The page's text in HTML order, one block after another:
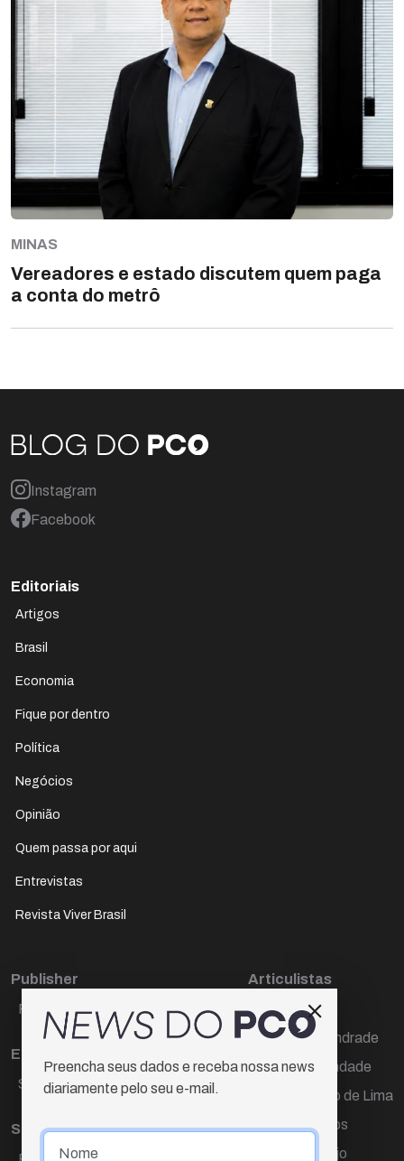
MINAS
Vereadores e estado discutem quem paga
a conta do metrô
Instagram
Facebook
Editoriais
Artigos
Brasil
Economia
Fique por dentro
Política
Negócios
Opinião
Quem passa por aqui
Entrevistas
Revista Viver Brasil
Publisher
Paulo Cesar de Oliveira
Editora Chefe
Sueli Cotta
Sub-editora
Articulistas
Décio Freire
Dr Marcos Andrade
Hamilton Trindade
Igor Carvalho de Lima
Mario Campos
Renata Araújo
Preencha seus dados e receba nossa news
diariamente pelo seu e-mail.